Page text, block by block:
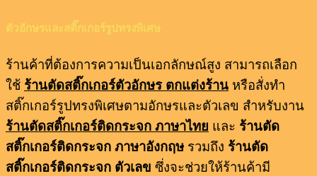
ตัวอักษรและสติ๊กเกอร์รูปทรงพิเศษ
ร้านค้าที่ต้องการความเป็นเอกลักษณ์สูง สามารถเลือก
ใช้ ร้านตัดสติ๊กเกอร์ตัวอักษร ตกแต่งร้าน หรือสั่งทำ
สติ๊กเกอร์รูปทรงพิเศษตามอักษรและตัวเลข สำหรับงาน
ร้านตัดสติ๊กเกอร์ติดกระจก ภาษาไทย และ ร้านตัด
สติ๊กเกอร์ติดกระจก ภาษาอังกฤษ รวมถึง ร้านตัด
สติ๊กเกอร์ติดกระจก ตัวเลข ซึ่งจะช่วยให้ร้านค้ามี